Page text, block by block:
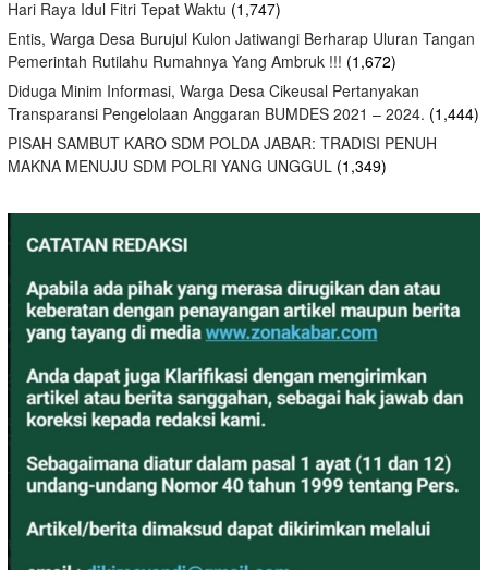
Hari Raya Idul Fitri Tepat Waktu (1,747)
Entis, Warga Desa Burujul Kulon Jatiwangi Berharap Uluran Tangan
Pemerintah Rutilahu Rumahnya Yang Ambruk !!! (1,672)
Diduga Minim Informasi, Warga Desa Cikeusal Pertanyakan
Transparansi Pengelolaan Anggaran BUMDES 2021 – 2024. (1,444)
PISAH SAMBUT KARO SDM POLDA JABAR: TRADISI PENUH
MAKNA MENUJU SDM POLRI YANG UNGGUL (1,349)